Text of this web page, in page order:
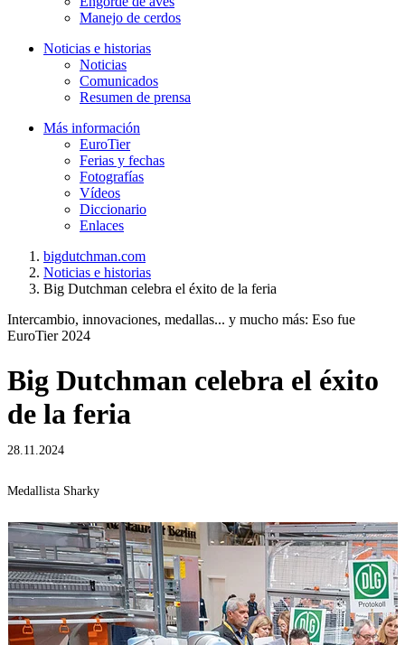
Manejo de cerdos
Noticias e historias
Noticias
Comunicados
Resumen de prensa
Más información
EuroTier
Ferias y fechas
Fotografías
Vídeos
Diccionario
Enlaces
bigdutchman.com
Noticias e historias
Big Dutchman celebra el éxito de la feria
Intercambio, innovaciones, medallas... y mucho más: Eso fue
EuroTier 2024
Big Dutchman celebra el éxito
de la feria
28.11.2024
Medallista Sharky